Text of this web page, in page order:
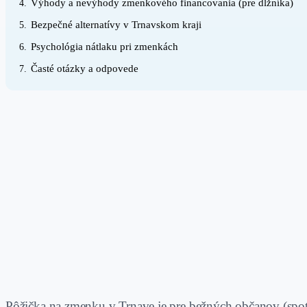
4.
5. Bezpečné alternatívy v Trnavskom kraji
6. Psychológia nátlaku pri zmenkách
7. Časté otázky a odpovede